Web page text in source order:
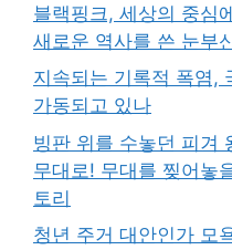
블랙핑크, 세상의 중심
새로운 역사를 쓴 눈부
지속되는 기록적 폭염,
가동되고 있나
빙판 위를 수놓던 피겨
무대로! 무대를 찢어놓
토리
청년 주거 대안인가 모